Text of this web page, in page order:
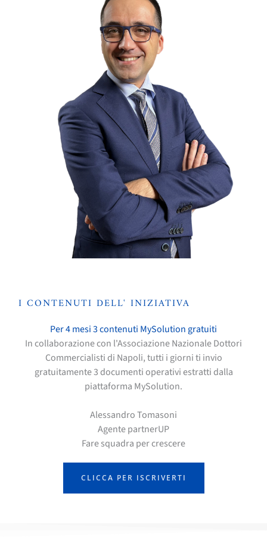
I CONTENUTI DELL' INIZIATIVA
Per 4 mesi 3 contenuti MySolution gratuiti
In collaborazione con l'Associazione Nazionale Dottori
Commercialisti di Napoli, tutti i giorni ti invio
gratuitamente 3 documenti operativi estratti dalla
piattaforma MySolution.
Alessandro Tomasoni
Agente partnerUP
Fare squadra per crescere
CLICCA PER ISCRIVERTI